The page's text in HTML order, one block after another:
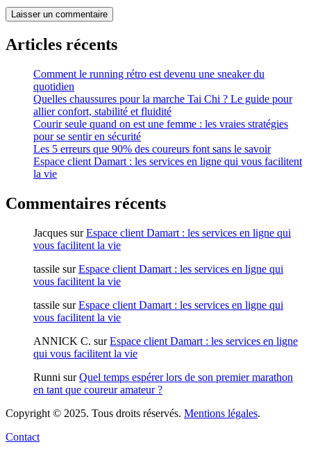
Articles récents
Comment le running rétro est devenu une sneaker du
quotidien
Quelles chaussures pour la marche Tai Chi ? Le guide pour
allier confort, stabilité et fluidité
Courir seule quand on est une femme : les vraies stratégies
pour se sentir en sécurité
Les 5 erreurs que 90% des coureurs font sans le savoir
Espace client Damart : les services en ligne qui vous facilitent
la vie
Commentaires récents
Jacques surEspace client Damart : les services en ligne qui
vous facilitent la vie
tassile surEspace client Damart : les services en ligne qui
vous facilitent la vie
tassile surEspace client Damart : les services en ligne qui
vous facilitent la vie
ANNICK C. surEspace client Damart : les services en ligne
qui vous facilitent la vie
Runni surQuel temps espérer lors de son premier marathon
en tant que coureur amateur ?
Copyright © 2025. Tous droits réservés. Mentions légales.
Contact